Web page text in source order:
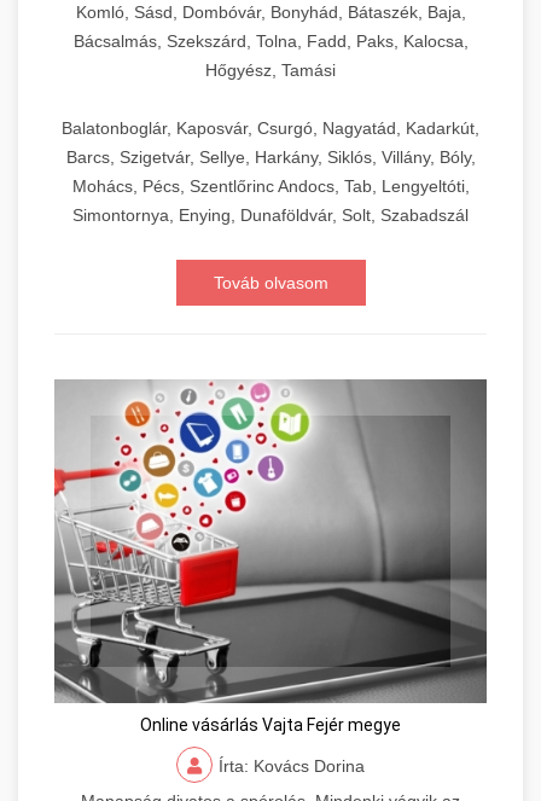
Komló, Sásd, Dombóvár, Bonyhád, Bátaszék, Baja,
Bácsalmás, Szekszárd, Tolna, Fadd, Paks, Kalocsa,
Hőgyész, Tamási
Balatonboglár, Kaposvár, Csurgó, Nagyatád, Kadarkút,
Barcs, Szigetvár, Sellye, Harkány, Siklós, Villány, Bóly,
Mohács, Pécs, Szentlőrinc Andocs, Tab, Lengyeltóti,
Simontornya, Enying, Dunaföldvár, Solt, Szabadszál
Továb olvasom
Online vásárlás Vajta Fejér megye
Írta: Kovács Dorina